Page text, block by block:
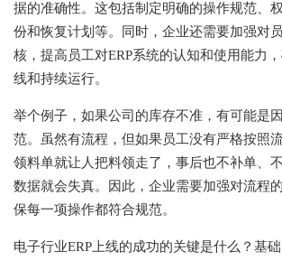
据的准确性。这包括制定明确的操作规范、
份和恢复计划等。同时，企业还需要加强对
核，提高员工对ERP系统的认知和使用能力
线和持续运行。
举个例子，如果公司的库存不准，有可能是
范。虽然有流程，但如果员工没有严格按照
领料单就让人把料领走了，事后也不补单、
数据就会失真。因此，企业需要加强对流程
保每一项操作都符合规范。
电子行业ERP 上线的成功的关键是什么？基